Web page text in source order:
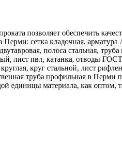
позволяет обеспечить
Перми: сетка кладочная,
полоса стальная,
лист пвл, катанка, отводы
круг стальной, лист
труба профильная в
единицы материала, как оптом,